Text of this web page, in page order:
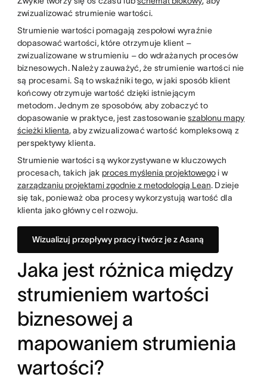
zwizualizować strumienie wartości.
Strumienie wartości pomagają zespołowi wyraźnie
dopasować wartości, które otrzymuje klient –
zwizualizowane w strumieniu – do wdrażanych procesów
biznesowych. Należy zauważyć, że strumienie wartości nie
są procesami. Są to wskaźniki tego, w jaki sposób klient
końcowy otrzymuje wartość dzięki istniejącym
metodom. Jednym ze sposobów, aby zobaczyć to
dopasowanie w praktyce, jest zastosowanieszablonu mapy
ścieżki klienta, aby zwizualizować wartość kompleksową z
perspektywy klienta.
Strumienie wartości są wykorzystywane w kluczowych
procesach, takich jak proces myślenia projektowegoi w
zarządzaniu projektami zgodnie z metodologią Lean. Dzieje
się tak, ponieważ oba procesy wykorzystują wartość dla
klienta jako główny cel rozwoju.
Wizualizuj przepływy pracy i twórz je z Asaną
Jaka jest różnica między
strumieniem wartości
biznesowej a
mapowaniem strumienia
wartości?